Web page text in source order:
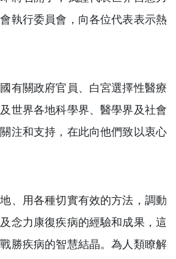
執行委員會，向各位代表表示熱
有關政府官員、白宮選擇性醫療
世界各地科學界、醫學界及社會
注和支持，在此向他們致以衷心
、用各種切實有效的方法，調動
念力康復疾病的經驗和成果，這
勝疾病的智慧結晶。為人類瞭解